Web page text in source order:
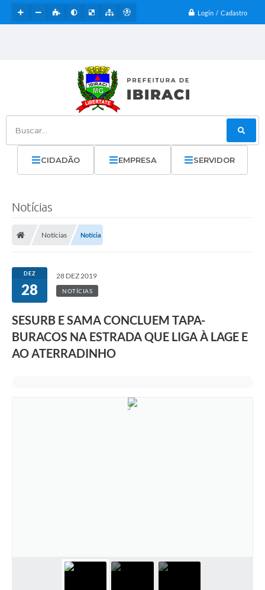
Login / Cadastro
Buscar...
CIDADÃO EMPRESA SERVIDOR
Notícias
Notícias Notícia
DEZ
28
28 DEZ 2019
NOTÍCIAS
SESURB E SAMA CONCLUEM TAPA-
BURACOS NA ESTRADA QUE LIGA À LAGE E
AO ATERRADINHO